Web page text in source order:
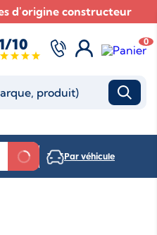
d'origine constructeur
10 0
Par véhicule